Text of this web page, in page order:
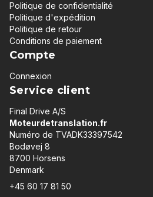
Politique de confidentialité
Politique d'expédition
Politique de retour
Conditions de paiement
Compte
Connexion
Service client
Final Drive A/S
Moteurdetranslation.fr
Numéro de TVADK33397542
Bodøvej 8
8700 Horsens
Denmark
+45 60 17 81 50